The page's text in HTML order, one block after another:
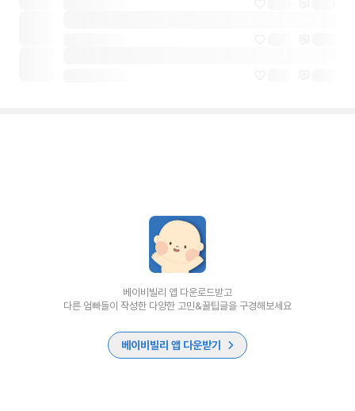
베이비빌리 앱 다운로드받고
다른 엄빠들이 작성한 다양한 고민&꿀팁글을 구경해보세요
베이비빌리 앱 다운받기